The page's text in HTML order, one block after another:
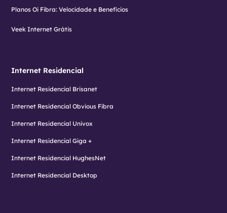
Planos Oi Fibra: Velocidade e Benefícios
Veek Internet Grátis
Internet Residencial
Internet Residencial Brisanet
Internet Residencial Obvious Fibra
Internet Residencial Univox
Internet Residencial Giga +
Internet Residencial HughesNet
Internet Residencial Desktop